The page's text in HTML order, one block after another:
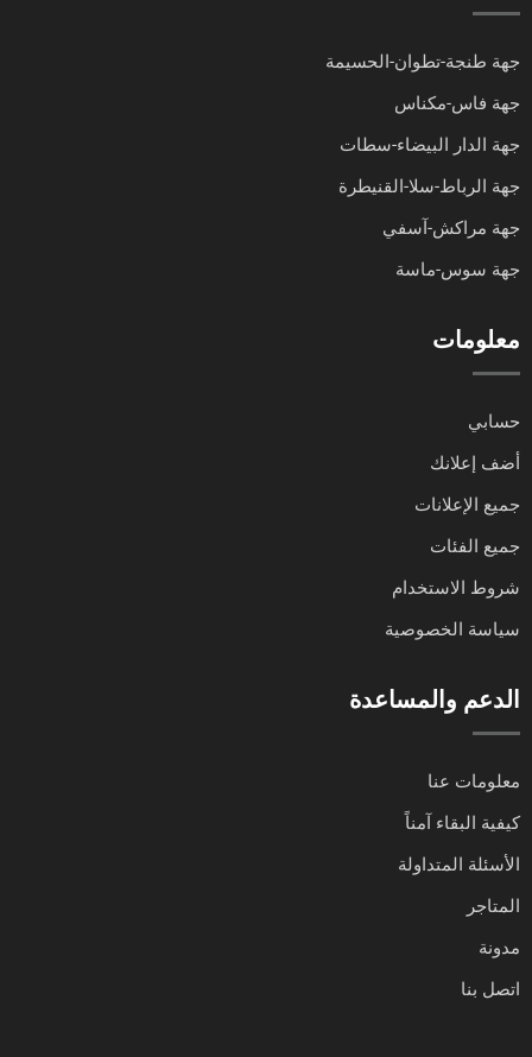
جهة طنجة-تطوان-الحسيمة
جهة فاس-مكناس
جهة الدار البيضاء-سطات
جهة الرباط-سلا-القنيطرة
جهة مراكش-آسفي
جهة سوس-ماسة
معلومات
حسابي
أضف إعلانك
جميع الإعلانات
جميع الفئات
شروط الاستخدام
سياسة الخصوصية
الدعم والمساعدة
معلومات عنا
كيفية البقاء آمناً
الأسئلة المتداولة
المتاجر
مدونة
اتصل بنا